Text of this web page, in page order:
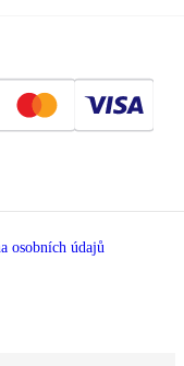
osobních údajů